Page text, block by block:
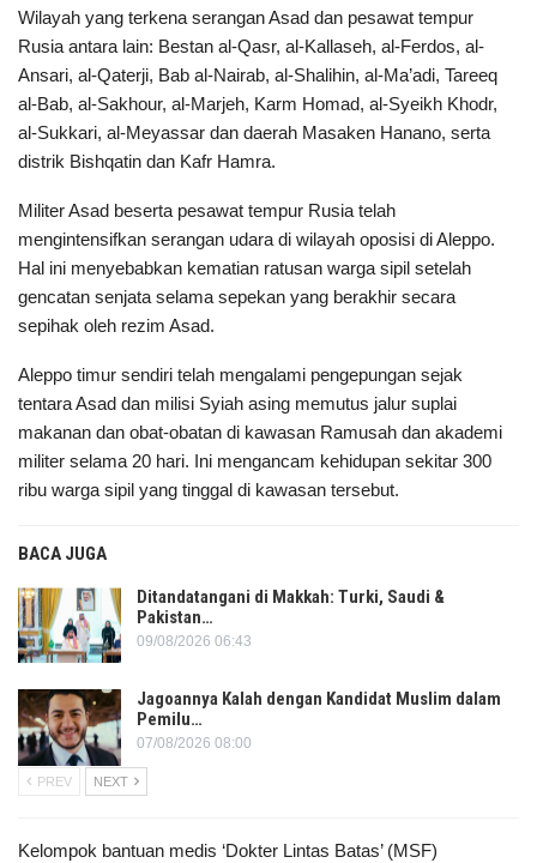
Wilayah yang terkena serangan Asad dan pesawat tempur
Rusia antara lain: Bestan al-Qasr, al-Kallaseh, al-Ferdos, al-
Ansari, al-Qaterji, Bab al-Nairab, al-Shalihin, al-Ma’adi, Tareeq
al-Bab, al-Sakhour, al-Marjeh, Karm Homad, al-Syeikh Khodr,
al-Sukkari, al-Meyassar dan daerah Masaken Hanano, serta
distrik Bishqatin dan Kafr Hamra.
Militer Asad beserta pesawat tempur Rusia telah
mengintensifkan serangan udara di wilayah oposisi di Aleppo.
Hal ini menyebabkan kematian ratusan warga sipil setelah
gencatan senjata selama sepekan yang berakhir secara
sepihak oleh rezim Asad.
Aleppo timur sendiri telah mengalami pengepungan sejak
tentara Asad dan milisi Syiah asing memutus jalur suplai
makanan dan obat-obatan di kawasan Ramusah dan akademi
militer selama 20 hari. Ini mengancam kehidupan sekitar 300
ribu warga sipil yang tinggal di kawasan tersebut.
BACA JUGA
Ditandatangani di Makkah: Turki, Saudi &
Pakistan…
09/08/2026 06:43
Jagoannya Kalah dengan Kandidat Muslim dalam
Pemilu…
07/08/2026 08:00
PREV NEXT
Kelompok bantuan medis ‘Dokter Lintas Batas’ (MSF)